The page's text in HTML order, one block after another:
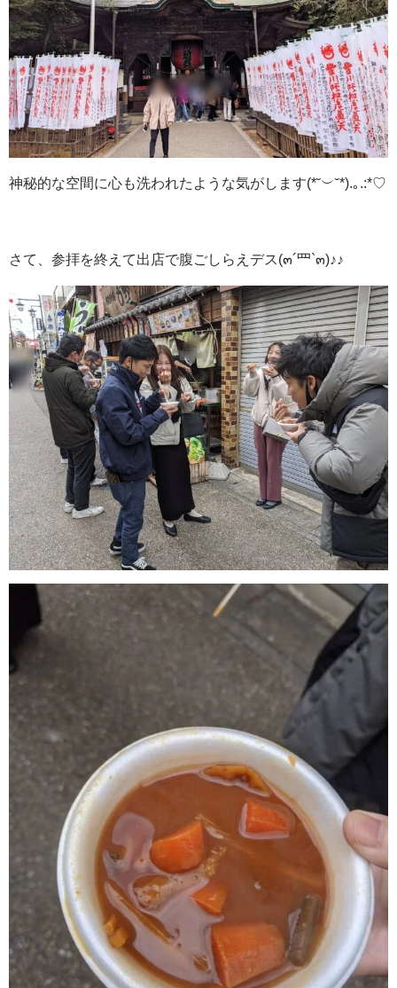
神秘的な空間に心も洗われたような気がします(*˘︶˘*).｡.:*♡
さて、参拝を終えて出店で腹ごしらえデス(๓´罒`๓)♪♪